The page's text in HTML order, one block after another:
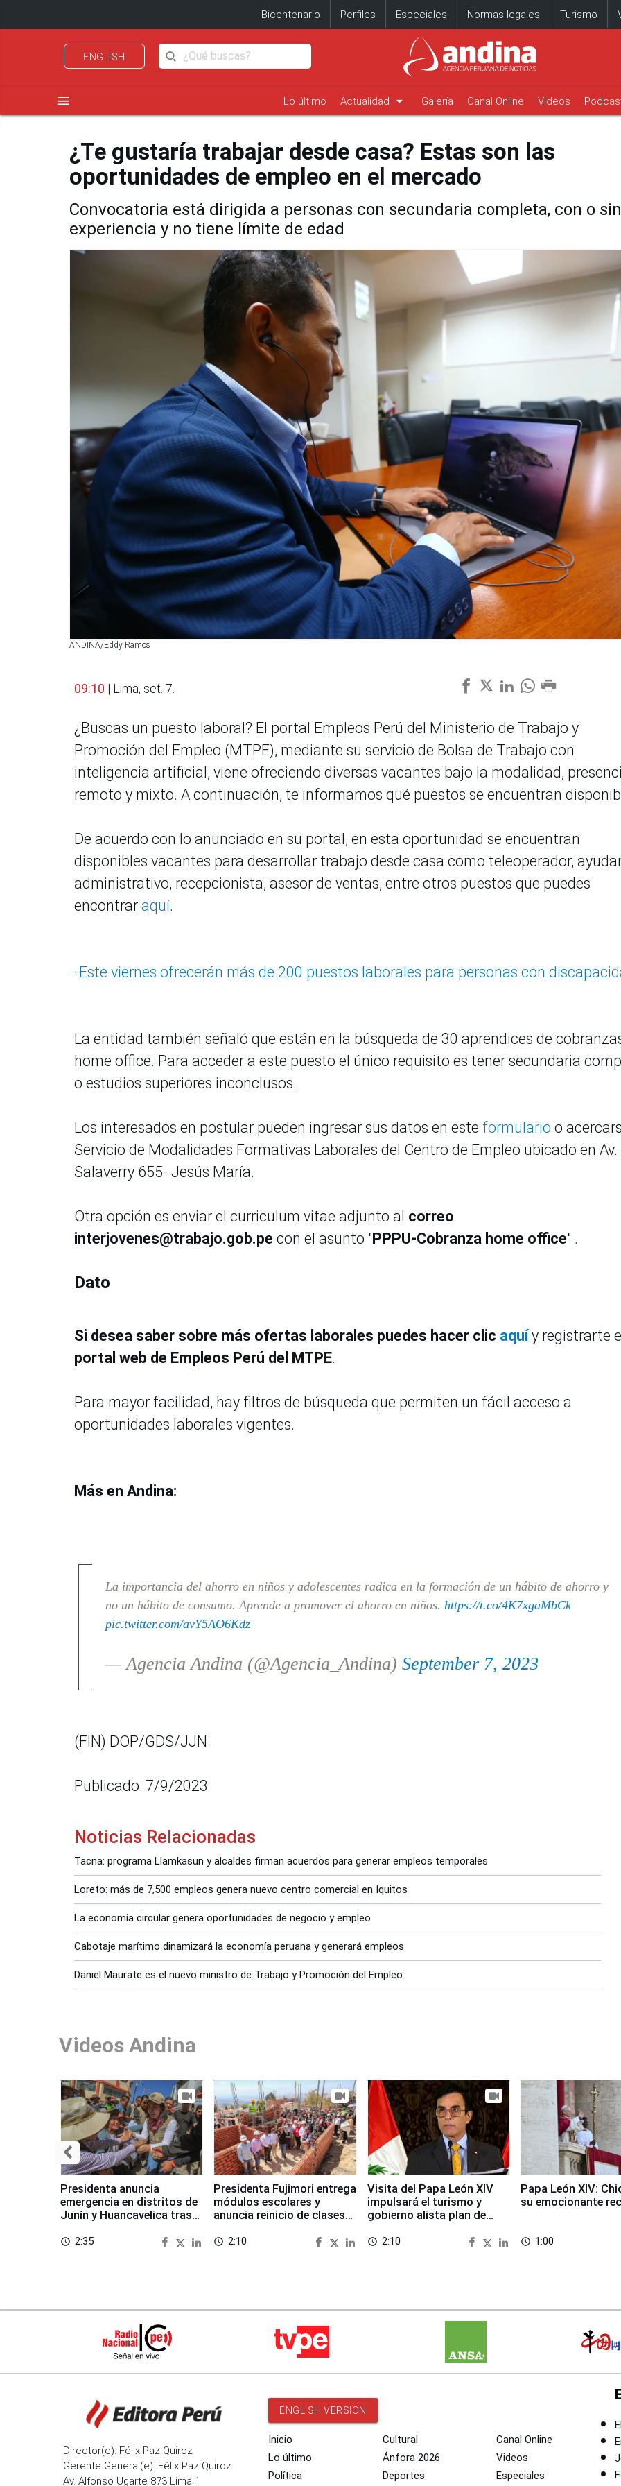
Bicentenario Perfiles Especiales Normas legales Turismo
ENGLISH
menu Lo último Actualidad arrow_drop_down Galería Canal Online Videos
¿Te gustaría trabajar desde casa? Estas son las
oportunidades de empleo en el mercado
Convocatoria está dirigida a personas con secundaria completa, con o sin
experiencia y no tiene límite de edad
ANDINA/Eddy Ramos
09:10 | Lima, set. 7.
¿Buscas un puesto laboral? El portal Empleos Perú del Ministerio de Trabajo y
Promoción del Empleo (MTPE), mediante su servicio de Bolsa de Trabajo con
inteligencia artificial, viene ofreciendo diversas vacantes bajo la modalidad,
remoto y mixto. A continuación, te informamos qué puestos se encuentran
De acuerdo con lo anunciado en su portal, en esta oportunidad se encuentran
disponibles vacantes para desarrollar trabajo desde casa como teleoperador,
administrativo, recepcionista, asesor de ventas, entre otros puestos que puedes
encontrar aquí.
-Este viernes ofrecerán más de 200 puestos laborales para personas con
La entidad también señaló que están en la búsqueda de 30 aprendices de
home office. Para acceder a este puesto el único requisito es tener secundaria
o estudios superiores inconclusos.
Los interesados en postular pueden ingresar sus datos en este formulario o
Servicio de Modalidades Formativas Laborales del Centro de Empleo ubicado en Av.
Salaverry 655- Jesús María.
Otra opción es enviar el curriculum vitae adjunto al correo
interjovenes@trabajo.gob.pe con el asunto "PPPU-Cobranza home office" .
Dato
Si desea saber sobre más ofertas laborales puedes hacer clic aquí y registrarte
portal web de Empleos Perú del MTPE.
Para mayor facilidad, hay filtros de búsqueda que permiten un fácil acceso a
oportunidades laborales vigentes.
Más en Andina:
La importancia del ahorro en niños y adolescentes radica en la formación de un hábito de ahorro y
no un hábito de consumo. Aprende a promover el ahorro en niños. https://t.co/4K7xgaMbCk
pic.twitter.com/avY5AO6Kdz
— Agencia Andina (@Agencia_Andina) September 7, 2023
(FIN) DOP/GDS/JJN
Publicado: 7/9/2023
Noticias Relacionadas
Tacna: programa Llamkasun y alcaldes firman acuerdos para generar empleos temporales
Loreto: más de 7,500 empleos genera nuevo centro comercial en Iquitos
La economía circular genera oportunidades de negocio y empleo
Cabotaje marítimo dinamizará la economía peruana y generará empleos
Daniel Maurate es el nuevo ministro de Trabajo y Promoción del Empleo
Videos Andina
Presidenta anuncia
emergencia en distritos de
Junín y Huancavelica tras
access_time 2:35
Presidenta Fujimori entrega
módulos escolares y
anuncia reinicio de clases
access_time 2:10
Visita del Papa León XIV
impulsará el turismo y
gobierno alista plan de
access_time 2:10
Papa León XIV:
su emocionante
access_time 1:00
Director(e): Félix Paz Quiroz
Gerente General(e): Félix Paz Quiroz
Av. Alfonso Ugarte 873 Lima 1
ENGLISH VERSION
Inicio
Lo último
Política
Cultural
Ánfora 2026
Deportes
Canal Online
Videos
Especiales